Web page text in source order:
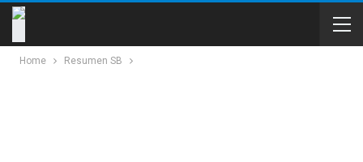
Home Resumen SB